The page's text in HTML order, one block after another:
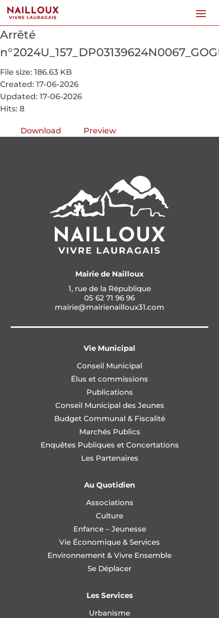
Arrêté
File size: 186.63 KB
Created: 17-06-2026
Updated: 17-06-2026
Hits: 8
Download Preview
Mairie de Nailloux
1, rue de la République
05 62 71 96 96
mairie@mairienailloux31.com
Vie Municipal
Conseil Municipal
Élus et commissions
Publications
Conseil Municipal des Jeunes
Budget Communal & Fiscalité
Marchés Publics
Enquêtes Publiques et Concertations
Les Partenaires
Au Quotidien
Associations
Culture
Enfance – Jeunesse
Vie Économique & Services
Environnement & Vivre Ensemble
Se Déplacer
Les Services
Urbanisme